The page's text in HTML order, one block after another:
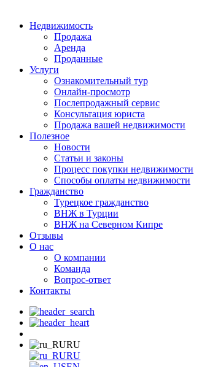
Недвижимость
Продажа
Аренда
Проданные
Услуги
Ознакомительный тур
Онлайн-просмотр
Послепродажный сервис
Консультация юриста
Продажа вашей недвижимости
Полезное
Новости
Статьи и законы
Процесс покупки недвижимости
Способы оплаты недвижимости
Гражданство
Турецкое гражданство
ВНЖ в Турции
ВНЖ на Северном Кипре
Отзывы
О нас
О компании
Команда
Вопрос-ответ
Контакты
RU
RU